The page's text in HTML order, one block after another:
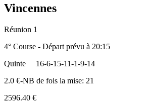
Vincennes
Réunion 1
4° Course - Départ prévu à 20:15
Quinte
16-6-15-11-1-9-14
2.0 €-NB de fois la mise: 21
2596.40 €